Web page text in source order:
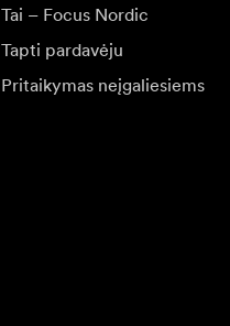
Tai – Focus Nordic
Tapti pardavėju
Pritaikymas neįgaliesiems